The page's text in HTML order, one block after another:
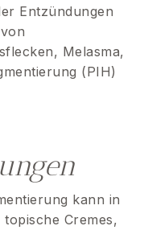
Entzündungen
Melasma,
(PIH)
kann in
Cremes,